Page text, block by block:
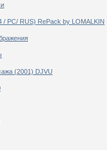
/ РС/ RUS) RePack by LOMALKIN
(2001) DJVU